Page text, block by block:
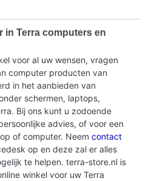
in Terra computers en
voor al uw wensen, vragen
computer producten van
in het aanbieden van
schermen, laptops,
Bij ons kunt u zodoende
advies, of voor een
of computer. Neem contact
op en deze zal er alles
te helpen. terra-store.nl is
winkel voor uw Terra